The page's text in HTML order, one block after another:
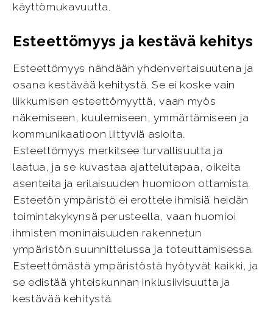
käyttömukavuutta.
Esteettömyys ja kestävä kehitys
Esteettömyys nähdään yhdenvertaisuutena ja
osana kestävää kehitystä. Se ei koske vain
liikkumisen esteettömyyttä, vaan myös
näkemiseen, kuulemiseen, ymmärtämiseen ja
kommunikaatioon liittyviä asioita.
Esteettömyys merkitsee turvallisuutta ja
laatua, ja se kuvastaa ajattelutapaa, oikeita
asenteita ja erilaisuuden huomioon ottamista.
Esteetön ympäristö ei erottele ihmisiä heidän
toimintakykynsä perusteella, vaan huomioi
ihmisten moninaisuuden rakennetun
ympäristön suunnittelussa ja toteuttamisessa.
Esteettömästä ympäristöstä hyötyvät kaikki, ja
se edistää yhteiskunnan inklusiivisuutta ja
kestävää kehitystä.